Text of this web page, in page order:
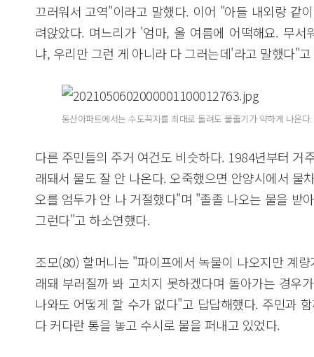
끄러워서 고역"이라고 말했다. 이어 "아들 내외랑 같
려앉았다. 며느리가 '엄마, 올 여름에 어떡해요. 무
냐, 우리만 그런 게 아니라 다 그러는데'라고 말했다"
동산아파트에서는 수도꼭지를 최대로 돌려도 물줄기가 약하게 나온
다른 주민들의 주거 여건도 비슷하다. 1984년부터 거
래돼서 물도 잘 안 나온다. 오죽했으면 안양시에서 물
오를 엄두가 안 나 거절했다"며 "졸졸 나오는 물을 받
그런다"고 하소연했다.
조모(80) 할머니는 "파이프에서 녹물이 나오지만 계
래돼 부러질까 봐 고치지 못하겠다며 돌아가는 경우
나와도 어떻게 할 수가 없다"고 답답해했다. 주민과
다 커다란 통을 놓고 수시로 물을 퍼내고 있었다.